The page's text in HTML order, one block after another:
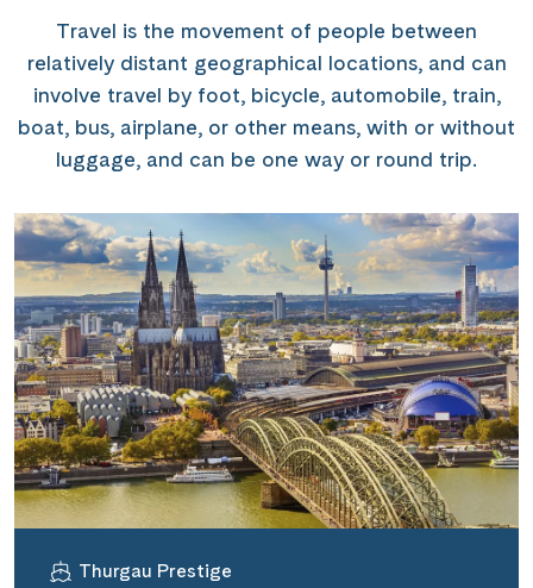
Travel is the movement of people between
relatively distant geographical locations, and can
involve travel by foot, bicycle, automobile, train,
boat, bus, airplane, or other means, with or without
luggage, and can be one way or round trip.
Thurgau Prestige